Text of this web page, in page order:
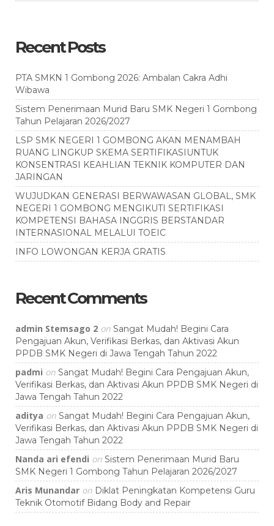
Recent Posts
PTA SMKN 1 Gombong 2026: Ambalan Cakra Adhi
Wibawa
Sistem Penerimaan Murid Baru SMK Negeri 1 Gombong
Tahun Pelajaran 2026/2027
LSP SMK NEGERI 1 GOMBONG AKAN MENAMBAH
RUANG LINGKUP SKEMA SERTIFIKASIUNTUK
KONSENTRASI KEAHLIAN TEKNIK KOMPUTER DAN
JARINGAN
WUJUDKAN GENERASI BERWAWASAN GLOBAL, SMK
NEGERI 1 GOMBONG MENGIKUTI SERTIFIKASI
KOMPETENSI BAHASA INGGRIS BERSTANDAR
INTERNASIONAL MELALUI TOEIC
INFO LOWONGAN KERJA GRATIS
Recent Comments
admin Stemsago 2 on Sangat Mudah! Begini Cara
Pengajuan Akun, Verifikasi Berkas, dan Aktivasi Akun
PPDB SMK Negeri di Jawa Tengah Tahun 2022
padmi on Sangat Mudah! Begini Cara Pengajuan Akun,
Verifikasi Berkas, dan Aktivasi Akun PPDB SMK Negeri di
Jawa Tengah Tahun 2022
aditya on Sangat Mudah! Begini Cara Pengajuan Akun,
Verifikasi Berkas, dan Aktivasi Akun PPDB SMK Negeri di
Jawa Tengah Tahun 2022
Nanda ari efendi on Sistem Penerimaan Murid Baru
SMK Negeri 1 Gombong Tahun Pelajaran 2026/2027
Aris Munandar on Diklat Peningkatan Kompetensi Guru
Teknik Otomotif Bidang Body and Repair